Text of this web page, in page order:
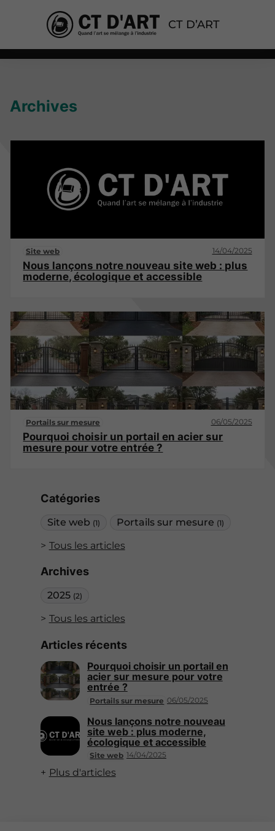
CT D’ART
Catégories
Site web (1) Portails sur mesure (1)
Tous les articles
Archives
2025 (2)
Tous les articles
Articles récents
Portails sur mesure 06/05/2025
Pourquoi choisir un portail en
acier sur mesure pour votre
entrée ?
Site web 14/04/2025
Nous lançons notre nouveau
site web : plus moderne,
écologique et accessible
Plus d'articles
Archives
Site web 14/04/2025
Nous lançons notre nouveau site web : plus
moderne, écologique et accessible
Portails sur mesure 06/05/2025
Pourquoi choisir un portail en acier sur
mesure pour votre entrée ?